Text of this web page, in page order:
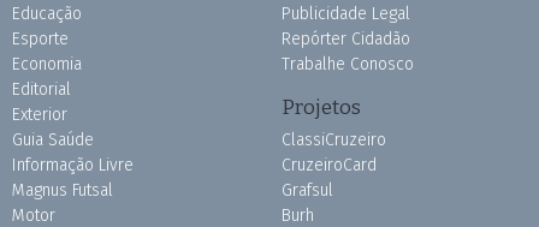
Educação
Esporte
Economia
Editorial
Exterior
Guia Saúde
Informação Livre
Magnus Futsal
Motor
Publicidade Legal
Repórter Cidadão
Trabalhe Conosco
Projetos
ClassiCruzeiro
CruzeiroCard
Grafsul
Burh